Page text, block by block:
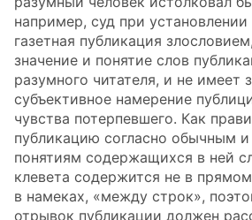
например, суд при установлении
газетная публикация
значение и понятие слов
разумного читателя, и не имеет
субъективное намерение
чувства потерпевшего. Как
публикацию согласно обычным
понятиям содержащихся в ней
клевета содержится не в
в намеках, «между строк»,
отрывок публикации должен